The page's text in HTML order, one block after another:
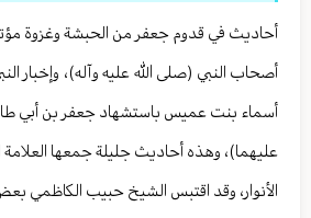
أحاديث في قدوم جعفر من الحبشة وغزوة
أصحاب النبي (صلى الله عليه وآله)، وإخبار
أسماء بنت عميس باستشهاد جعفر بن أبي
عليهما)، وهذه أحاديث جليلة جمعها
الأنوار، وقد اقتبس الشيخ حبيب الكاظمي